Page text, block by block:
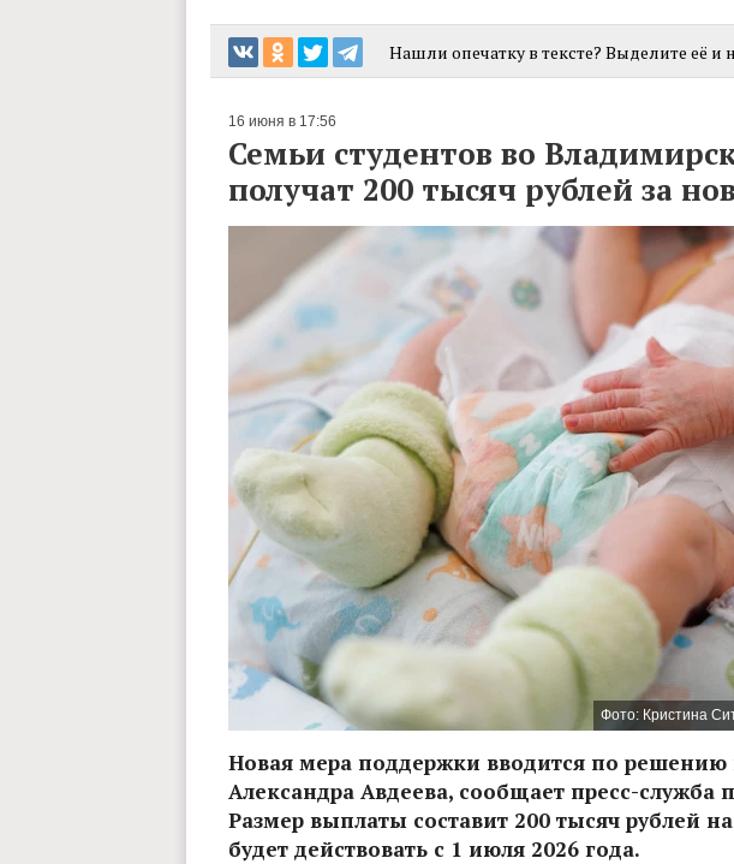
Нашли опечатку в тексте? Выделите её и
16 июня в 17:56
Семьи студентов во
получат 200 тысяч рублей за
Фото: Кристина
Новая мера поддержки вводится по решению
Александра Авдеева, сообщает пресс-служба
Размер выплаты составит 200 тысяч рублей
будет действовать с 1 июля 2026 года.